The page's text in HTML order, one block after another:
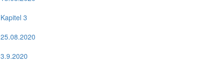
Kapitel 3
25.08.2020
3.9.2020